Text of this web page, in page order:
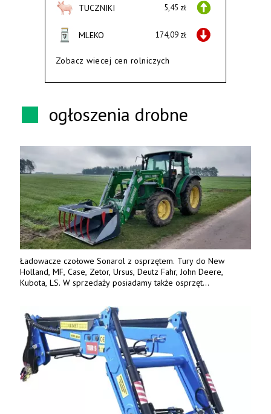
TUCZNIKI 5,45 zł
MLEKO 174,09 zł
Zobacz wiecej cen rolniczych
ogłoszenia drobne
Ładowacze czołowe Sonarol z osprzętem. Tury do New
Holland, MF, Case, Zetor, Ursus, Deutz Fahr, John Deere,
Kubota, LS. W sprzedaży posiadamy także osprzęt